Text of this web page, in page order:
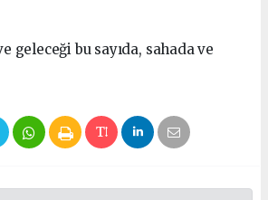
geleceği bu sayıda, sahada ve